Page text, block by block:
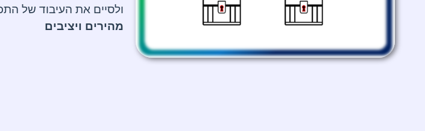
ולסיים את העיבוד של
מהירים ויציבים